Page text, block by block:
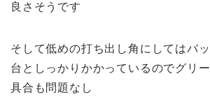
良さそうです
そして低めの打ち出し角にしてはバ
台としっかりかかっているのでグリ
具合も問題なし